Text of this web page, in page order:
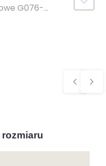
G076-
rozmiaru